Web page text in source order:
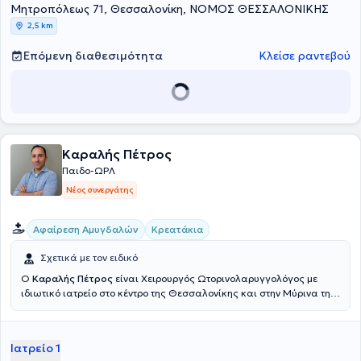
Ωτορινολαρυγγολογικής Εταιρείας Βορείου Ελλάδος, και των
Ιατρικών Συλλόγων Ισραήλ, Αγγλίας και Γερμανίας. Τέλος, ο
γιατρός έχει σημαντική εργασιακή εμπειρία και στο ιδιωτικό του
ιατρείο αντιμετωπίζει πλήθος παθήσεων.
Μητροπόλεως 71, Θεσσαλονίκη, ΝΟΜΟΣ ΘΕΣΣΑΛΟΝΙΚΗΣ
2,5 km
Επόμενη διαθεσιμότητα Κλείσε ραντεβού
Καραλής Πέτρος
Παιδο-ΩΡΛ
Νέος συνεργάτης
Αφαίρεση Αμυγδαλών Κρεατάκια
Σχετικά με τον ειδικό
Ο Καραλής Πέτρος είναι Χειρουργός Ωτορινολαρυγγολόγος με
ιδιωτικό ιατρείο στο κέντρο της Θεσσαλονίκης και στην Μύρινα της
Πανεπιστημίου Θεσσαλονίκης και έχει εργαστεί σε πολλά
πανεπιστημιακή Κλινική του νοσοκομείου Παπαγεωργίου της
Ιατρείο 1